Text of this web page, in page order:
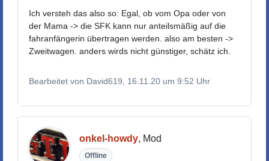
Ich versteh das also so: Egal, ob vom Opa oder von
der Mama -> die SFK kann nur anteilsmäßig auf die
fahranfängerin übertragen werden. also am besten ->
Zweitwagen. anders wirds nicht günstiger, schätz ich.
Bearbeitet von David619, 16.11.20 um 9:52 Uhr
onkel-howdy, Mod
Offline